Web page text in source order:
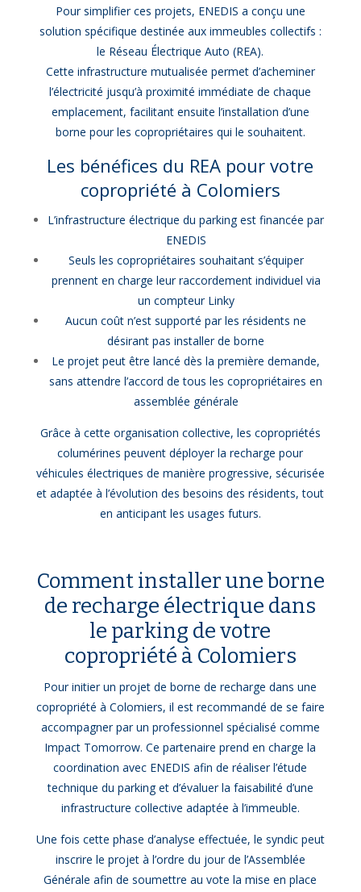
Pour simplifier ces projets, ENEDIS a conçu une
solution spécifique destinée aux immeubles collectifs :
le Réseau Électrique Auto (REA).
Cette infrastructure mutualisée permet d’acheminer
l’électricité jusqu’à proximité immédiate de chaque
emplacement, facilitant ensuite l’installation d’une
borne pour les copropriétaires qui le souhaitent.
Les bénéfices du REA pour votre
copropriété à Colomiers
L’infrastructure électrique du parking est financée par
ENEDIS
Seuls les copropriétaires souhaitant s’équiper
prennent en charge leur raccordement individuel via
un compteur Linky
Aucun coût n’est supporté par les résidents ne
désirant pas installer de borne
Le projet peut être lancé dès la première demande,
sans attendre l’accord de tous les copropriétaires en
assemblée générale
Grâce à cette organisation collective, les copropriétés
columérines peuvent déployer la recharge pour
véhicules électriques de manière progressive, sécurisée
et adaptée à l’évolution des besoins des résidents, tout
en anticipant les usages futurs.
Comment installer une borne
de recharge électrique dans
le parking de votre
copropriété à Colomiers
Pour initier un projet de borne de recharge dans une
copropriété à Colomiers, il est recommandé de se faire
accompagner par un professionnel spécialisé comme
Impact Tomorrow. Ce partenaire prend en charge la
coordination avec ENEDIS afin de réaliser l’étude
technique du parking et d’évaluer la faisabilité d’une
infrastructure collective adaptée à l’immeuble.
Une fois cette phase d’analyse effectuée, le syndic peut
inscrire le projet à l’ordre du jour de l’Assemblée
Générale afin de soumettre au vote la mise en place